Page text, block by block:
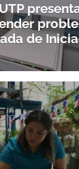
de